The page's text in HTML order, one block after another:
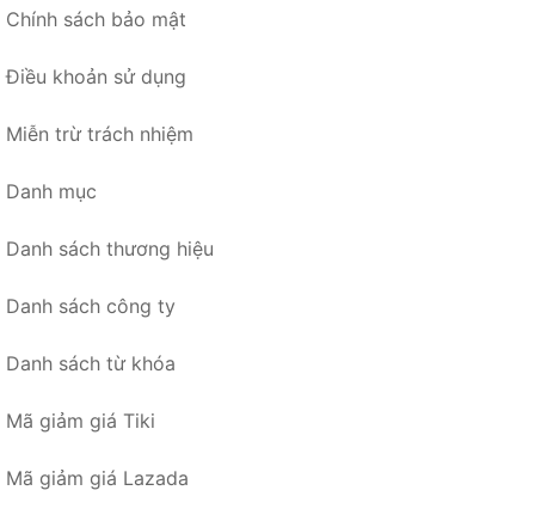
Chính sách bảo mật
Điều khoản sử dụng
Miễn trừ trách nhiệm
Danh mục
Danh sách thương hiệu
Danh sách công ty
Danh sách từ khóa
Mã giảm giá Tiki
Mã giảm giá Lazada